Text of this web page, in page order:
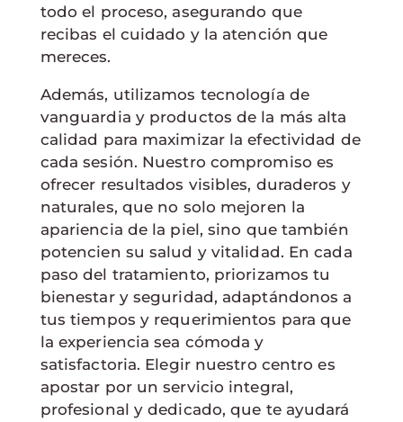
todo el proceso, asegurando que
recibas el cuidado y la atención que
mereces.
Además, utilizamos tecnología de
vanguardia y productos de la más alta
calidad para maximizar la efectividad de
cada sesión. Nuestro compromiso es
ofrecer resultados visibles, duraderos y
naturales, que no solo mejoren la
apariencia de la piel, sino que también
potencien su salud y vitalidad. En cada
paso del tratamiento, priorizamos tu
bienestar y seguridad, adaptándonos a
tus tiempos y requerimientos para que
la experiencia sea cómoda y
satisfactoria. Elegir nuestro centro es
apostar por un servicio integral,
profesional y dedicado, que te ayudará